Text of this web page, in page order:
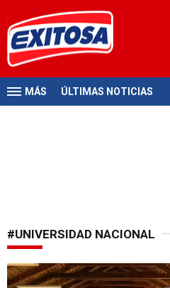
MÁS ÚLTIMAS NOTICIAS
#UNIVERSIDAD NACIONAL
Invasión animal